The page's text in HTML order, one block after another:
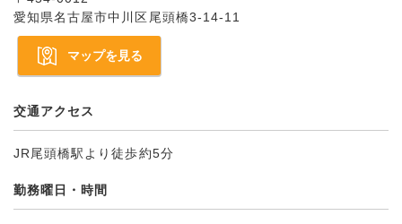
愛知県名古屋市中川区尾頭橋3-14-11
マップを見る
交通アクセス
JR尾頭橋駅より徒歩約5分
勤務曜日・時間